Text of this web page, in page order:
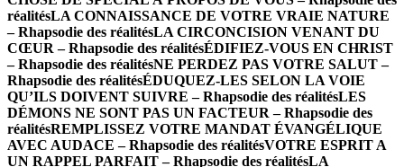
réalitésLA CONNAISSANCE DE VOTRE VRAIE NATURE
– Rhapsodie des réalitésLA CIRCONCISION VENANT DU
CŒUR – Rhapsodie des réalitésÉDIFIEZ-VOUS EN CHRIST
– Rhapsodie des réalitésNE PERDEZ PAS VOTRE SALUT –
Rhapsodie des réalitésÉDUQUEZ-LES SELON LA VOIE
QU’ILS DOIVENT SUIVRE – Rhapsodie des réalitésLES
DÉMONS NE SONT PAS UN FACTEUR – Rhapsodie des
réalitésREMPLISSEZ VOTRE MANDAT ÉVANGÉLIQUE
AVEC AUDACE – Rhapsodie des réalitésVOTRE ESPRIT A
UN RAPPEL PARFAIT – Rhapsodie des réalitésLA